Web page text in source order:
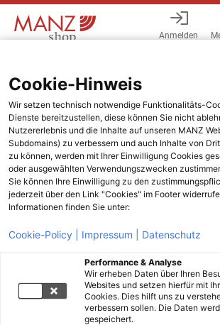
Anmelden
Cookie-Hinweis
Wir setzen technisch notwendige Funktionalitäts-
Dienste bereitzustellen, diese können Sie nicht
Nutzererlebnis und die Inhalte auf unseren MANZ
Subdomains) zu verbessern und auch Inhalte von
zu können, werden mit Ihrer Einwilligung Cookies
oder ausgewählten Verwendungszwecken
Sie können Ihre Einwilligung zu den
jederzeit über den Link "Cookies" im Footer
Informationen finden Sie unter:
Cookie-Policy | Impressum | Datenschutz
Performance & Analyse
Wir erheben Daten über Ihren
Websites und setzen hierfür mit
Cookies. Dies hilft uns zu
verbessern sollen. Die Daten
gespeichert.